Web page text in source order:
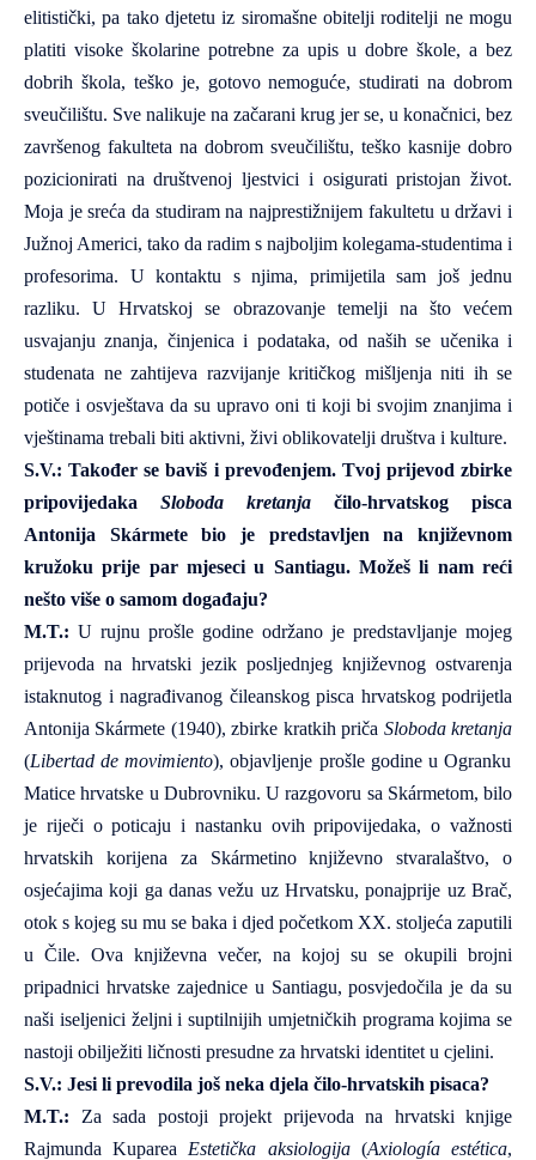
elitistički, pa tako djetetu iz siromašne obitelji roditelji ne mogu
platiti visoke školarine potrebne za upis u dobre škole, a bez
dobrih škola, teško je, gotovo nemoguće, studirati na dobrom
sveučilištu. Sve nalikuje na začarani krug jer se, u konačnici, bez
završenog fakulteta na dobrom sveučilištu, teško kasnije dobro
pozicionirati na društvenoj ljestvici i osigurati pristojan život.
Moja je sreća da studiram na najprestižnijem fakultetu u državi i
Južnoj Americi, tako da radim s najboljim kolegama-studentima i
profesorima. U kontaktu s njima, primijetila sam još jednu
razliku. U Hrvatskoj se obrazovanje temelji na što većem
usvajanju znanja, činjenica i podataka, od naših se učenika i
studenata ne zahtijeva razvijanje kritičkog mišljenja niti ih se
potiče i osvještava da su upravo oni ti koji bi svojim znanjima i
vještinama trebali biti aktivni, živi oblikovatelji društva i kulture.
S.V.: Također se baviš i prevođenjem. Tvoj prijevod zbirke
pripovijedaka Sloboda kretanja čilo-hrvatskog pisca
Antonija Skármete bio je predstavljen na književnom
kružoku prije par mjeseci u Santiagu. Možeš li nam reći
nešto više o samom događaju?
M.T.: U rujnu prošle godine održano je predstavljanje mojeg
prijevoda na hrvatski jezik posljednjeg književnog ostvarenja
istaknutog i nagrađivanog čileanskog pisca hrvatskog podrijetla
Antonija Skármete (1940), zbirke kratkih priča Sloboda kretanja
(Libertad de movimiento), objavljenje prošle godine u Ogranku
Matice hrvatske u Dubrovniku. U razgovoru sa Skármetom, bilo
je riječi o poticaju i nastanku ovih pripovijedaka, o važnosti
hrvatskih korijena za Skármetino književno stvaralaštvo, o
osjećajima koji ga danas vežu uz Hrvatsku, ponajprije uz Brač,
otok s kojeg su mu se baka i djed početkom XX. stoljeća zaputili
u Čile. Ova književna večer, na kojoj su se okupili brojni
pripadnici hrvatske zajednice u Santiagu, posvjedočila je da su
naši iseljenici željni i suptilnijih umjetničkih programa kojima se
nastoji obilježiti ličnosti presudne za hrvatski identitet u cjelini.
S.V.: Jesi li prevodila još neka djela čilo-hrvatskih pisaca?
M.T.: Za sada postoji projekt prijevoda na hrvatski knjige
Rajmunda Kuparea Estetička aksiologija(Axiología estética,